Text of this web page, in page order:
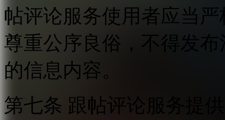
帖评论服务使用者应当
尊重公序良俗，不得发
的信息内容。
第七条 跟帖评论服务提